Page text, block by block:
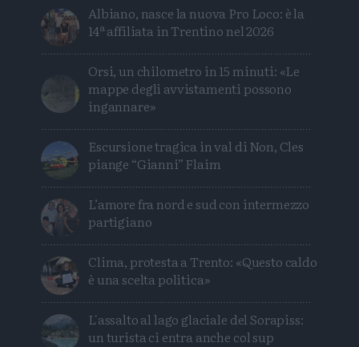
Albiano, nasce la nuova Pro Loco: è la
14ª affiliata in Trentino nel 2026
Orsi, un chilometro in 15 minuti: «Le
mappe degli avvistamenti possono
ingannare»
Escursione tragica in val di Non, Cles
piange “Gianni” Flaim
L’amore fra nord e sud con intermezzo
partigiano
Clima, protesta a Trento: «Questo caldo
è una scelta politica»
L'assalto al lago glaciale del Sorapiss:
un turista ci entra anche col sup